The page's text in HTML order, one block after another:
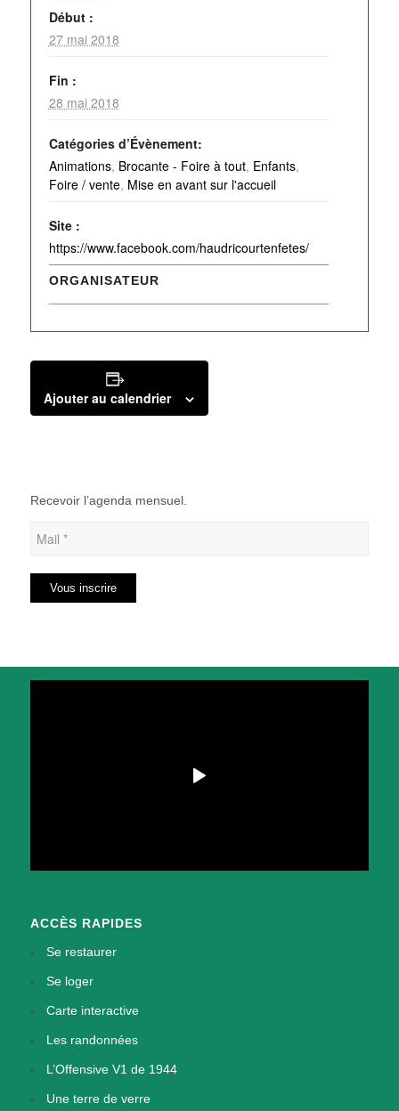
Début :
27 mai 2018
Fin :
28 mai 2018
Catégories d’Évènement:
Animations, Brocante - Foire à tout, Enfants,
Foire / vente, Mise en avant sur l'accueil
Site :
https://www.facebook.com/haudricourtenfetes/
ORGANISATEUR
Ajouter au calendrier
Recevoir l’agenda mensuel.
ACCÈS RAPIDES
Se restaurer
Se loger
Carte interactive
Les randonnées
L’Offensive V1 de 1944
Une terre de verre